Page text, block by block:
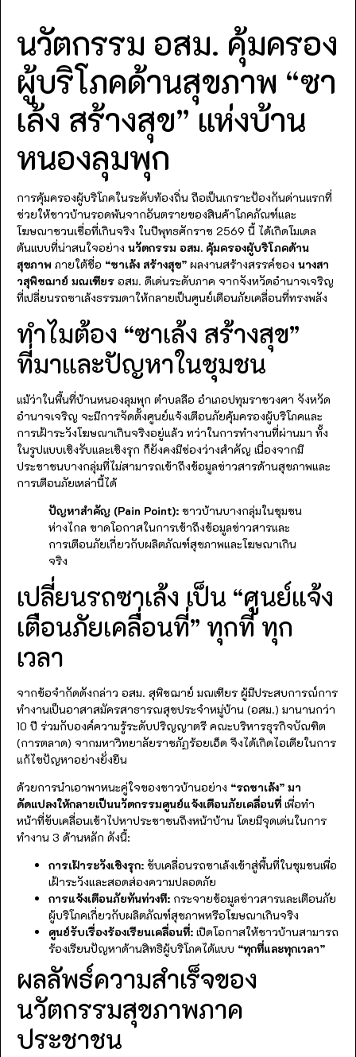
นวัตกรรม อสม. คุ้มครอง
ผู้บริโภคด้านสุขภาพ “ซา
เล้ง สร้างสุข” แห่งบ้าน
หนองลุมพุก
การคุ้มครองผู้บริโภคในระดับท้องถิ่น ถือเป็นเกราะป้องกันด่านแรกที่
ช่วยให้ชาวบ้านรอดพ้นจากอันตรายของสินค้าโภคภัณฑ์และ
โฆษณาชวนเชื่อที่เกินจริง ในปีพุทธศักราช 2569 นี้ ได้เกิดโมเดล
ต้นแบบที่น่าสนใจอย่าง นวัตกรรม อสม. คุ้มครองผู้บริโภคด้าน
สุขภาพ ภายใต้ชื่อ “ซาเล้ง สร้างสุข” ผลงานสร้างสรรค์ของ นางสา
วสุพิชฌาย์ มณเฑียร อสม. ดีเด่นระดับภาค จากจังหวัดอำนาจเจริญ
ที่เปลี่ยนรถซาเล้งธรรมดาให้กลายเป็นศูนย์เตือนภัยเคลื่อนที่ทรงพลัง
ทำไมต้อง “ซาเล้ง สร้างสุข”
ที่มาและปัญหาในชุมชน
แม้ว่าในพื้นที่บ้านหนองลุมพุก ตำบลลือ อำเภอปทุมราชวงศา จังหวัด
อำนาจเจริญ จะมีการจัดตั้งศูนย์แจ้งเตือนภัยคุ้มครองผู้บริโภคและ
การเฝ้าระวังโฆษณาเกินจริงอยู่แล้ว ทว่าในการทำงานที่ผ่านมา ทั้ง
ในรูปแบบเชิงรับและเชิงรุก ก็ยังคงมีช่องว่างสำคัญ เนื่องจากมี
ประชาชนบางกลุ่มที่ไม่สามารถเข้าถึงข้อมูลข่าวสารด้านสุขภาพและ
การเตือนภัยเหล่านี้ได้
ปัญหาสำคัญ (Pain Point): ชาวบ้านบางกลุ่มในชุมชน
ห่างไกล ขาดโอกาสในการเข้าถึงข้อมูลข่าวสารและ
การเตือนภัยเกี่ยวกับผลิตภัณฑ์สุขภาพและโฆษณาเกิน
จริง
เปลี่ยนรถซาเล้ง เป็น “ศูนย์แจ้ง
เตือนภัยเคลื่อนที่” ทุกที่ ทุก
เวลา
จากข้อจำกัดดังกล่าว อสม. สุพิชฌาย์ มณเฑียร ผู้มีประสบการณ์การ
ทำงานเป็นอาสาสมัครสาธารณสุขประจำหมู่บ้าน (อสม.) มานานกว่า
10 ปี ร่วมกับองค์ความรู้ระดับปริญญาตรี คณะบริหารธุรกิจบัณฑิต
(การตลาด) จากมหาวิทยาลัยราชภัฏร้อยเอ็ด จึงได้เกิดไอเดียในการ
แก้ไขปัญหาอย่างยั่งยืน
ด้วยการนำเอาพาหนะคู่ใจของชาวบ้านอย่าง “รถซาเล้ง” มา
ดัดแปลงให้กลายเป็นนวัตกรรมศูนย์แจ้งเตือนภัยเคลื่อนที่ เพื่อทำ
หน้าที่ขับเคลื่อนเข้าไปหาประชาชนถึงหน้าบ้าน โดยมีจุดเด่นในการ
ทำงาน 3 ด้านหลัก ดังนี้:
การเฝ้าระวังเชิงรุก: ขับเคลื่อนรถซาเล้งเข้าสู่พื้นที่ในชุมชนเพื่อ
เฝ้าระวังและสอดส่องความปลอดภัย
การแจ้งเตือนภัยทันท่วงที: กระจายข้อมูลข่าวสารและเตือนภัย
ผู้บริโภคเกี่ยวกับผลิตภัณฑ์สุขภาพหรือโฆษณาเกินจริง
ศูนย์รับเรื่องร้องเรียนเคลื่อนที่: เปิดโอกาสให้ชาวบ้านสามารถ
ร้องเรียนปัญหาด้านสิทธิผู้บริโภคได้แบบ “ทุกที่และทุกเวลา”
ผลลัพธ์ความสำเร็จของ
นวัตกรรมสุขภาพภาค
ประชาชน